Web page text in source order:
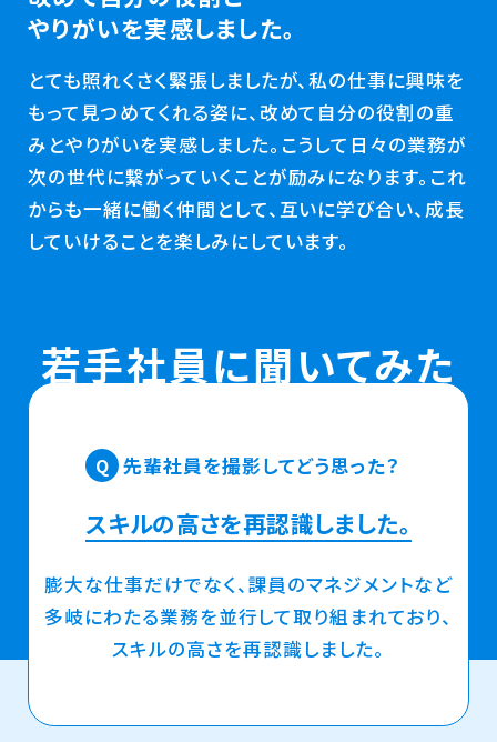
やりがいを実感しました。
とても照れくさく緊張しましたが、私の仕事に興味を
もって見つめてくれる姿に、改めて自分の役割の重
みとやりがいを実感しました。こうして日々の業務が
次の世代に繋がっていくことが励みになります。これ
からも一緒に働く仲間として、互いに学び合い、成長
していけることを楽しみにしています。
若手社員に聞いてみた
先輩社員を撮影してどう思った？
スキルの高さを再認識しました。
膨大な仕事だけでなく、課員のマネジメントなど
多岐にわたる業務を並行して取り組まれており、
スキルの高さを再認識しました。